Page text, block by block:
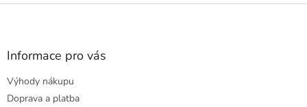
Z
Informace pro vás
Výhody nákupu
Doprava a platba